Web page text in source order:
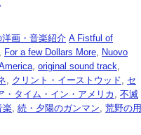
洋画・音楽紹介 A Fistful of
, For a few Dollars More, Nuovo
, original sound track,
, クリント・イーストウッド, セ
・タイム・イン・アメリカ , 不滅
楽, 続・夕陽のガンマン, 荒野の用